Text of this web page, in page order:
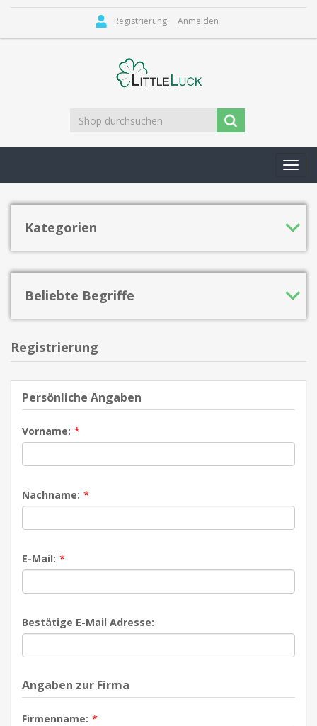
Registrierung Anmelden
Kategorien
Beliebte Begriffe
Registrierung
Persönliche Angaben
Vorname: *
Nachname: *
E-Mail: *
Bestätige E-Mail Adresse:
Angaben zur Firma
Firmenname: *